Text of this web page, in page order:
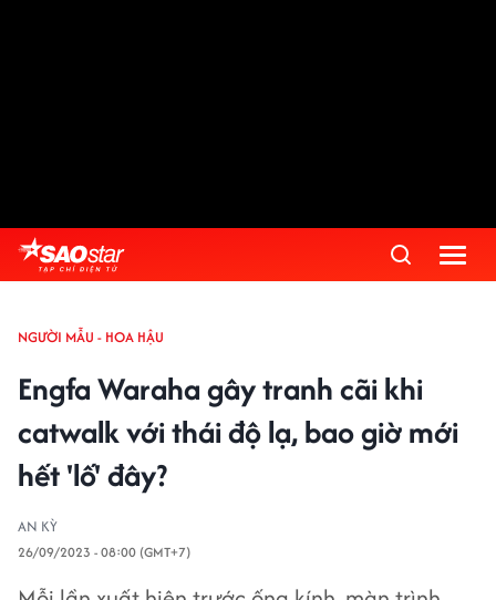
NGƯỜI MẪU - HOA HẬU
Engfa Waraha gây tranh cãi khi
catwalk với thái độ lạ, bao giờ mới
hết 'lố' đây?
AN KỲ
26/09/2023 - 08:00 (GMT+7)